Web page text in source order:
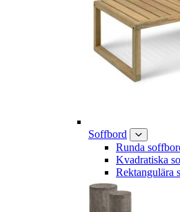
Soffbord
Runda
Kvadratiska
Rektangulära